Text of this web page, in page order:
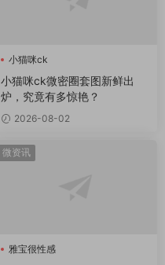
小猫咪ck
小猫咪ck微密圈套图新鲜出
炉，究竟有多惊艳？
2026-08-02
微资讯
雅宝很性感